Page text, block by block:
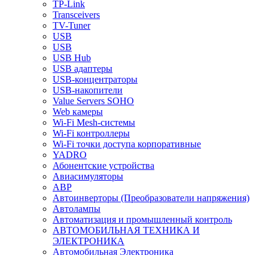
TP-Link
Transceivers
TV-Tuner
USB
USB
USB Hub
USB адаптеры
USB-концентраторы
USB-накопители
Value Servers SOHO
Web камеры
Wi-Fi Mesh-системы
Wi-Fi контроллеры
Wi-Fi точки доступа корпоративные
YADRO
Абонентские устройства
Авиасимуляторы
АВР
Автоинверторы (Преобразователи напряжения)
Автолампы
Автоматизация и промышленный контроль
АВТОМОБИЛЬНАЯ ТЕХНИКА И
ЭЛЕКТРОНИКА
Автомобильная Электроника